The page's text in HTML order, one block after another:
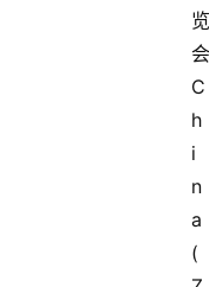
览
会
C
h
i
n
a
(